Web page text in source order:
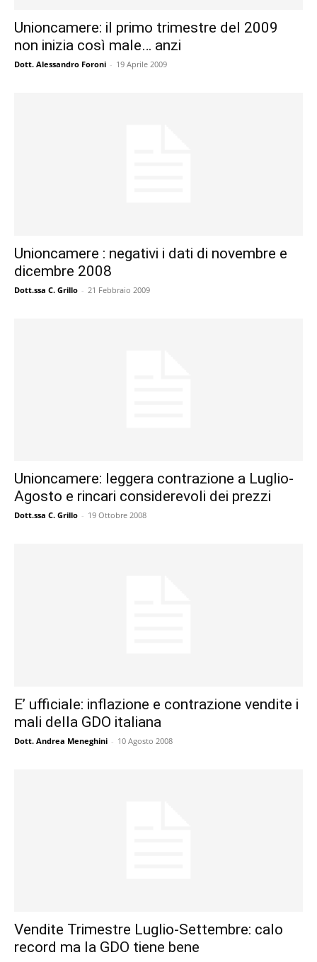
Unioncamere: il primo trimestre del 2009
non inizia così male… anzi
Dott. Alessandro Foroni - 19 Aprile 2009
Unioncamere : negativi i dati di novembre e
dicembre 2008
Dott.ssa C. Grillo - 21 Febbraio 2009
Unioncamere: leggera contrazione a Luglio-
Agosto e rincari considerevoli dei prezzi
Dott.ssa C. Grillo - 19 Ottobre 2008
E’ ufficiale: inflazione e contrazione vendite i
mali della GDO italiana
Dott. Andrea Meneghini - 10 Agosto 2008
Vendite Trimestre Luglio-Settembre: calo
record ma la GDO tiene bene